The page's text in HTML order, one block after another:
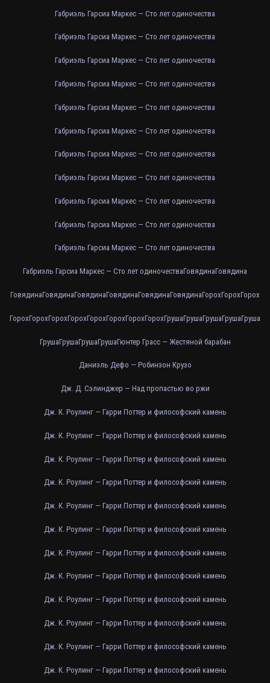
Габриэль Гарсиа Маркес — Сто лет одиночества
Габриэль Гарсиа Маркес — Сто лет одиночества
Габриэль Гарсиа Маркес — Сто лет одиночества
Габриэль Гарсиа Маркес — Сто лет одиночества
Габриэль Гарсиа Маркес — Сто лет одиночества
Габриэль Гарсиа Маркес — Сто лет одиночества
Габриэль Гарсиа Маркес — Сто лет одиночества
Габриэль Гарсиа Маркес — Сто лет одиночества
Габриэль Гарсиа Маркес — Сто лет одиночества
Габриэль Гарсиа Маркес — Сто лет одиночества
Габриэль Гарсиа Маркес — Сто лет одиночества
Габриэль Гарсиа Маркес — Сто лет одиночестваГовядинаГовядина
ГовядинаГовядинаГовядинаГовядинаГовядинаГовядинаГорохГорохГорох
ГорохГорохГорохГорохГорохГорохГорохГорохГрушаГрушаГрушаГрушаГруша
ГрушаГрушаГрушаГрушаГюнтер Грасс — Жестяной барабан
Даниэль Дефо — Робинзон Крузо
Дж. Д. Сэлинджер — Над пропастью во ржи
Дж. К. Роулинг — Гарри Поттер и философский камень
Дж. К. Роулинг — Гарри Поттер и философский камень
Дж. К. Роулинг — Гарри Поттер и философский камень
Дж. К. Роулинг — Гарри Поттер и философский камень
Дж. К. Роулинг — Гарри Поттер и философский камень
Дж. К. Роулинг — Гарри Поттер и философский камень
Дж. К. Роулинг — Гарри Поттер и философский камень
Дж. К. Роулинг — Гарри Поттер и философский камень
Дж. К. Роулинг — Гарри Поттер и философский камень
Дж. К. Роулинг — Гарри Поттер и философский камень
Дж. К. Роулинг — Гарри Поттер и философский камень
Дж. К. Роулинг — Гарри Поттер и философский камень